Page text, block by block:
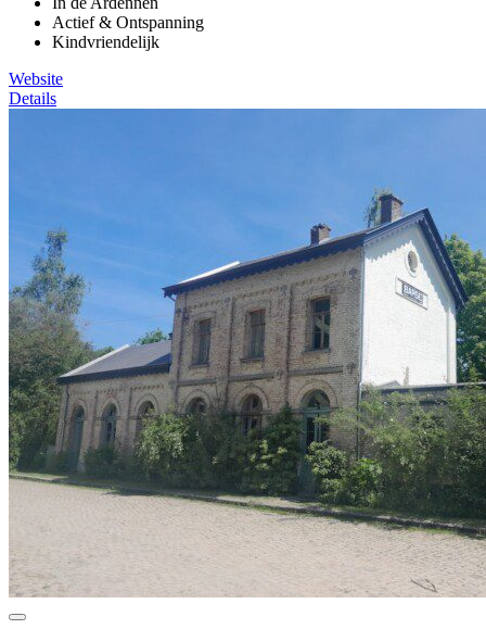
Actief & Ontspanning
Kindvriendelijk
Website
Details